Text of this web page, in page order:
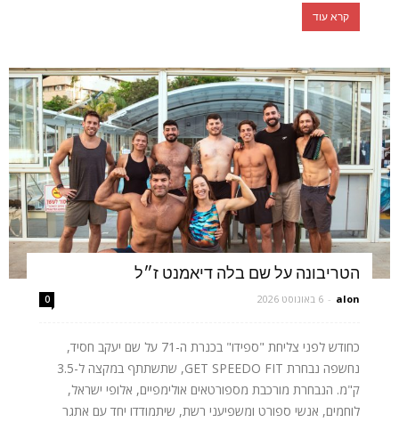
קרא עוד
הטריבונה על שם בלה דיאמנט ז״ל
alon
- 6 באוגוסט 2026 0
כחודש לפני צליחת "ספידו" בכנרת ה-71 על שם יעקב חסיד,
נחשפה נבחרת GET SPEEDO FIT, שתשתתף במקצה ל-3.5
ק"מ. הנבחרת מורכבת מספורטאים אולימפיים, אלופי ישראל,
לוחמים, אנשי ספורט ומשפיעני רשת, שיתמודדו יחד עם אתגר